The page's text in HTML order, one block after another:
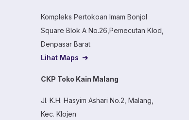
Kompleks Pertokoan Imam Bonjol
Square Blok A No.26,Pemecutan Klod,
Denpasar Barat
Lihat Maps
CKP Toko Kain Malang
Jl. K.H. Hasyim Ashari No.2, Malang,
Kec. Klojen